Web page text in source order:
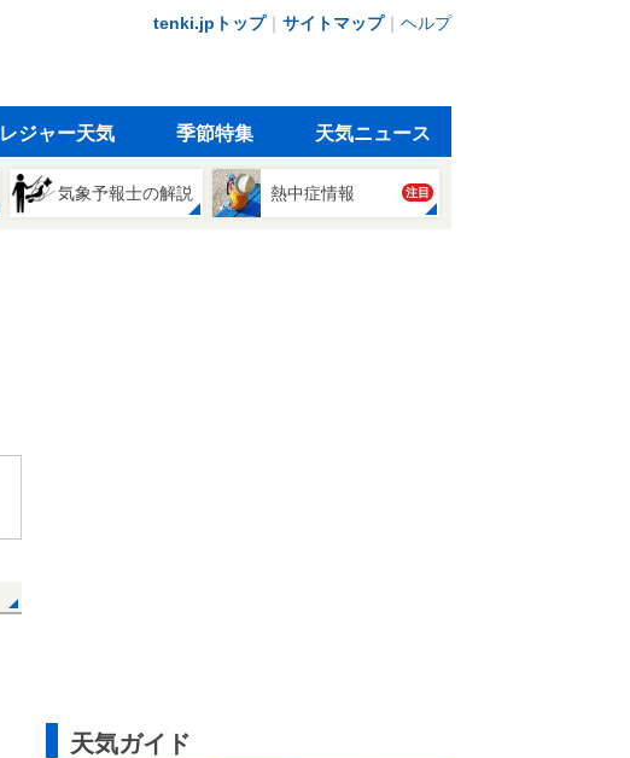
tenki.jpトップ｜ サイトマップ｜ ヘルプ
レジャー天気 季節特集 天気ニュース
気象予報士の解説 熱中症情報 注目
天気ガイド